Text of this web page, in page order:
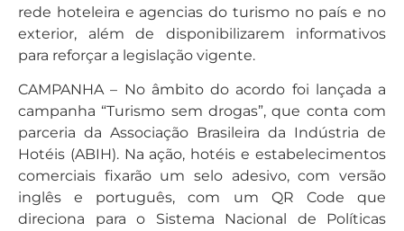
rede hoteleira e agencias do turismo no país e no
exterior, além de disponibilizarem informativos
para reforçar a legislação vigente.
CAMPANHA – No âmbito do acordo foi lançada a
campanha “Turismo sem drogas”, que conta com
parceria da Associação Brasileira da Indústria de
Hotéis (ABIH). Na ação, hotéis e estabelecimentos
comerciais fixarão um selo adesivo, com versão
inglês e português, com um QR Code que
direciona para o Sistema Nacional de Políticas